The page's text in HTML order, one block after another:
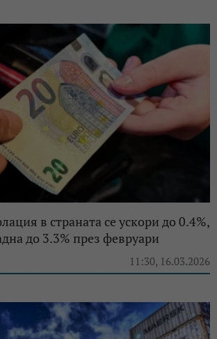
в страната се ускори до 0.4%,
до 3.3% през февруари
11:30, 16.03.2026